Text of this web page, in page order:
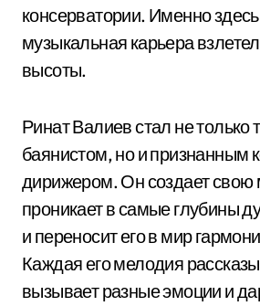
консерватории. Именно здесь
музыкальная карьера
высоты.
Ринат Валиев стал не
баянистом, но и признанным
дирижером. Он создает свою
проникает в самые глубины
и переносит его в мир
Каждая его мелодия
вызывает разные эмоции и